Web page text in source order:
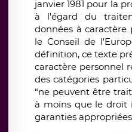
janvier 1981 pour la
à l'égard du
données à caractère
le Conseil de
définition, ce texte
caractère personnel
des catégories
“ne peuvent être
à moins que le droit
garanties